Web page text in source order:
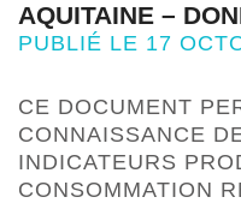
AQUITAINE –
PUBLIÉ LE 17
CE DOCUMENT
CONNAISSANCE
INDICATEURS
CONSOMMATION